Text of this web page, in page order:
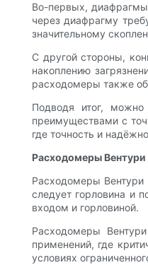
Во-первых,
через диафрагму
значительному
С другой стороны,
накоплению
расходомеры также
Подводя итог,
преимуществами с
где точность и
Расходомеры
Расходомеры
следует горловина и
входом и горловиной.
Расходомеры
применений, где
условиях